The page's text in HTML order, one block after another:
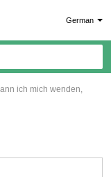
German
ich mich wenden,